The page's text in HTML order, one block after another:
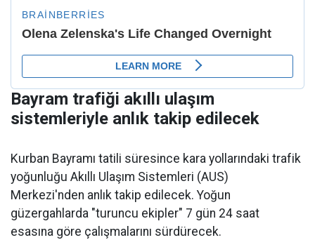
Bayram trafiği akıllı ulaşım
sistemleriyle anlık takip edilecek
Kurban Bayramı tatili süresince kara yollarındaki trafik
yoğunluğu Akıllı Ulaşım Sistemleri (AUS)
Merkezi'nden anlık takip edilecek. Yoğun
güzergahlarda "turuncu ekipler" 7 gün 24 saat
esasına göre çalışmalarını sürdürecek.